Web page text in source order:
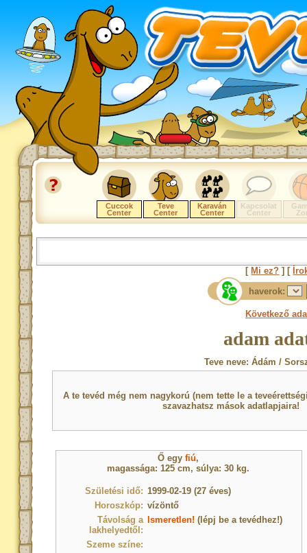
Cuccok
Center
Teve
Center
Karaván
Center
Kapcsolat
Center
[ Mi ez? ] [
haverok:
Következő
adam
Teve neve: Ádám /
A te tevéd még nem nagykorú (nem tette le a
szavazhatsz mások adatlapjaira!
Ő egyfiú,
magassága: 125 cm, súlya: 30 kg.
Születési idő: 1999-02-19 (27 éves)
Horoszkóp: vízöntő
Távolság a
lakhelyedtől:
Ismeretlen! (lépj be a tevédhez!)
Szeme színe: